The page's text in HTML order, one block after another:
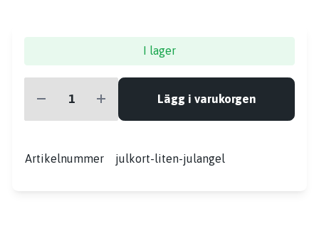
I lager
Lägg i varukorgen
Artikelnummer julkort-liten-julangel